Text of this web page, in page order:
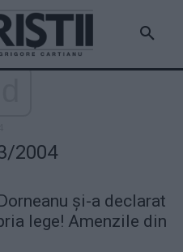
2004
și-a declarat
lege! Amenzile din